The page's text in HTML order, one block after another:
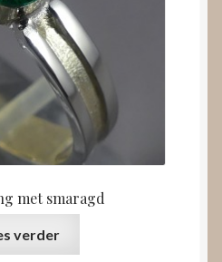
met smaragd
verder